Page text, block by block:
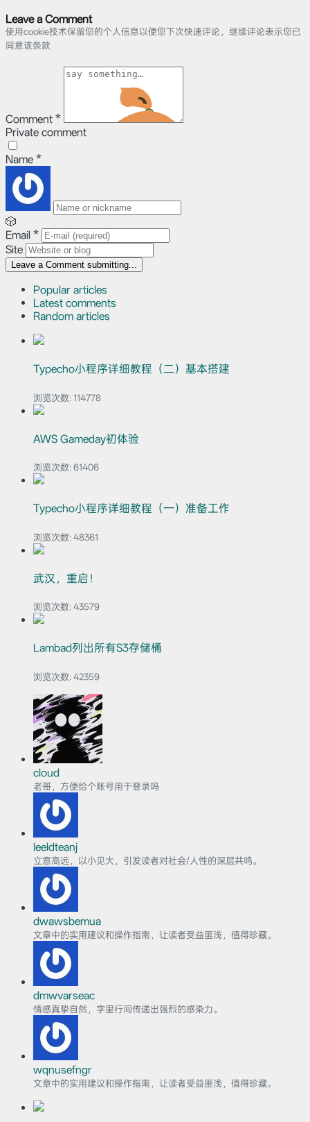
Leave a Comment
使用cookie技术保留您的个人信息以便您下次快速评论，继续评论表示您已
同意该条款
Comment *
Private comment
Name *
🎲
Email *
Site
Leave a Comment submitting...
Popular articles
Latest comments
Random articles
Typecho小程序详细教程（二）基本搭建
浏览次数: 114778
AWS Gameday初体验
浏览次数: 61406
Typecho小程序详细教程（一）准备工作
浏览次数: 48361
武汉，重启！
浏览次数: 43579
Lambad列出所有S3存储桶
浏览次数: 42359
cloud
老哥，方便给个账号用于登录吗
leeldteanj
立意高远，以小见大，引发读者对社会/人性的深层共鸣。
dwawsbemua
文章中的实用建议和操作指南，让读者受益匪浅，值得珍藏。
dmwvarseac
情感真挚自然，字里行间传递出强烈的感染力。
wqnusefngr
文章中的实用建议和操作指南，让读者受益匪浅，值得珍藏。